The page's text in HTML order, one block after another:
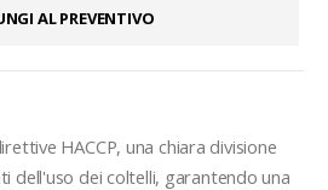
AL PREVENTIVO
HACCP, una chiara divisione
dell'uso dei coltelli, garantendo una